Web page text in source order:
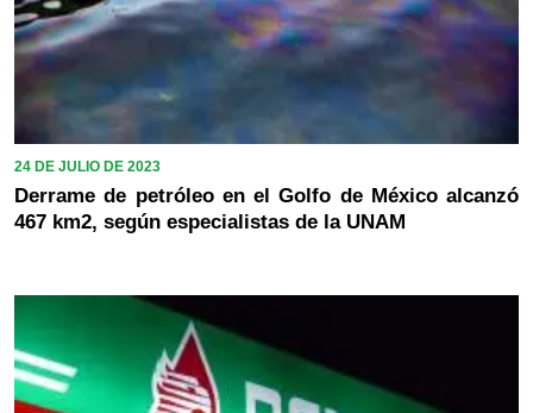
24 DE JULIO DE 2023
Derrame de petróleo en el Golfo de México alcanzó
467 km2, según especialistas de la UNAM